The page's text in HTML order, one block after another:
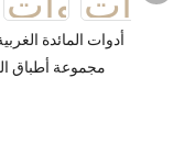
أدوات المائدة
مجموعة أطباق